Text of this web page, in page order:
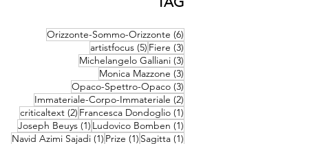
Orizzonte-Sommo-Orizzonte (6)
artistfocus (5) 5 post
Fiere (3)
Michelangelo Galliani (3)
Monica Mazzone (3)
Opaco-Spettro-Opaco (3)
Immateriale-Corpo-Immateriale (2)
criticaltext (2) 2 post
Francesca Dondoglio (1)
Joseph Beuys (1) 1 post
Ludovico Bomben (1)
Navid Azimi Sajadi (1) 1 post
Prize (1) 1 post
Sagitta (1)